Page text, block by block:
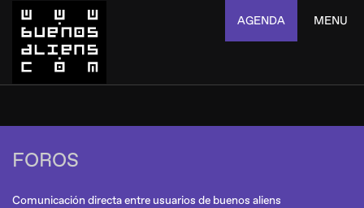
AGENDA MENU
FOROS
Comunicación directa entre usuarios de buenos aliens